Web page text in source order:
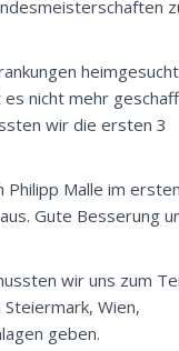
heimgesucht
es nicht mehr
wir die ersten 3
Malle im
Gute Besserung
wir uns zum
Wien,
geben.